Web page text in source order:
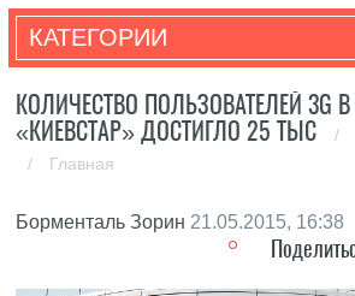
КАТЕГОРИИ
КОЛИЧЕСТВО ПОЛЬЗОВАТЕЛЕЙ 3G В
«КИЕВСТАР» ДОСТИГЛО 25 ТЫС
/
/
Главная
Борменталь Зорин 21.05.2015, 16:38